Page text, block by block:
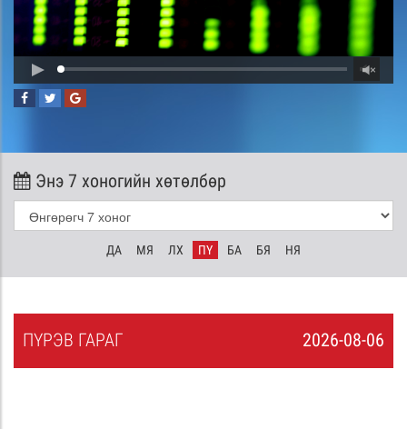
Энэ 7 хоногийн хөтөлбөр
ДА МЯ ЛХ ПҮ БА БЯ НЯ
2026-08-06
ПҮРЭВ ГАРАГ